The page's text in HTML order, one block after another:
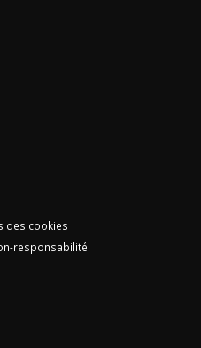
des cookies
responsabilité